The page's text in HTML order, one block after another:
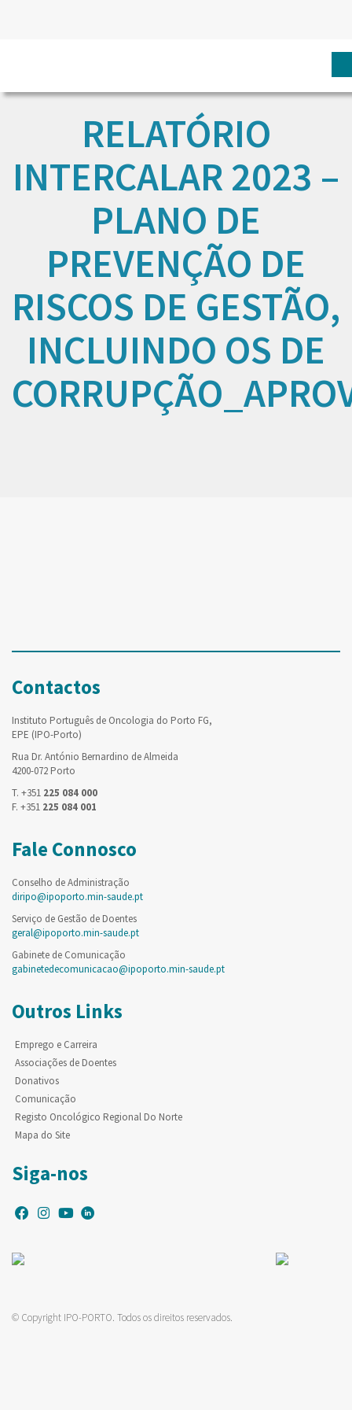
RELATÓRIO
INTERCALAR 2023 –
PLANO DE
PREVENÇÃO DE
RISCOS DE GESTÃO,
INCLUINDO OS DE
Contactos
Instituto Português de Oncologia do Porto FG,
EPE (IPO-Porto)
Rua Dr. António Bernardino de Almeida
4200-072 Porto
T. +351 225 084 000
F. +351 225 084 001
Fale Connosco
Conselho de Administração
diripo@ipoporto.min-saude.pt
Serviço de Gestão de Doentes
geral@ipoporto.min-saude.pt
Gabinete de Comunicação
gabinetedecomunicacao@ipoporto.min-saude.pt
Outros Links
Emprego e Carreira
Associações de Doentes
Donativos
Comunicação
Registo Oncológico Regional Do Norte
Mapa do Site
Siga-nos
© Copyright IPO-PORTO. Todos os direitos reservados.